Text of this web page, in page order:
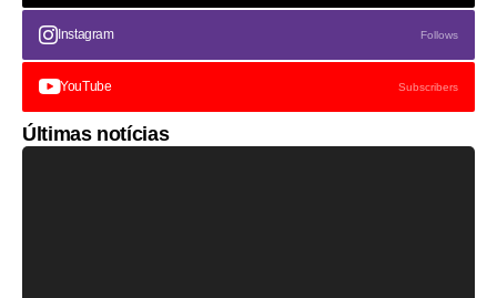
Instagram Follows
YouTube Subscribers
Últimas notícias